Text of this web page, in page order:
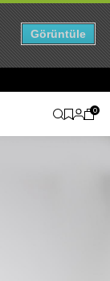
0
Görüntüle